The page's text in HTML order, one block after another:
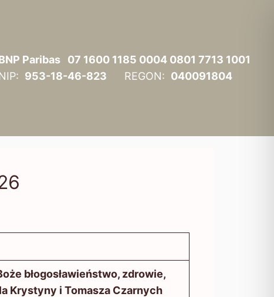
Paribas 07 1600 1185 0004 0801 7713 1001
953-18-46-823 REGON: 040091804
błogosławieństwo, zdrowie,
Krystyny i Tomasza Czarnych